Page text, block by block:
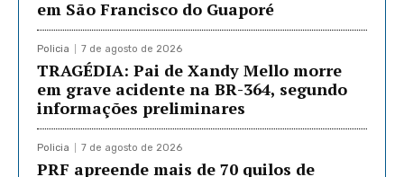
em São Francisco do Guaporé
Policia 7 de agosto de 2026
TRAGÉDIA: Pai de Xandy Mello morre
em grave acidente na BR-364, segundo
informações preliminares
Policia 7 de agosto de 2026
PRF apreende mais de 70 quilos de